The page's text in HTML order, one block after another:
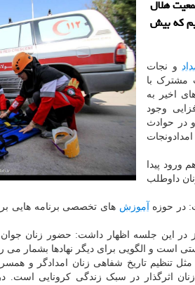
هلال
داریم كه بیش
و نجات
مشترک با
اخیر به
وجود
در حوادث
ورود پیدا
داوطلب
در حوزه
آموزش های تخصصی برنامه هایی
در این جلسه اظهار داشت: حضور زنان
است و الگویی برای دیگر نهادها بشمار می
تنظیم تاریخ شفاهی زنان امدادگر و
اثرگذار در سبک زندگی کرونایی است.